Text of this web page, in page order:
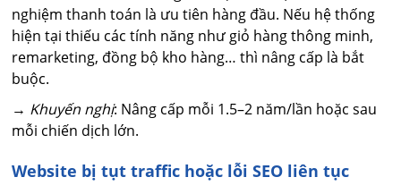
nghiệm thanh toán là ưu tiên hàng đầu. Nếu hệ thống
hiện tại thiếu các tính năng như giỏ hàng thông minh,
remarketing, đồng bộ kho hàng… thì nâng cấp là bắt
buộc.
→ Khuyến nghị: Nâng cấp mỗi 1.5–2 năm/lần hoặc sau
mỗi chiến dịch lớn.
Website bị tụt traffic hoặc lỗi SEO liên tục